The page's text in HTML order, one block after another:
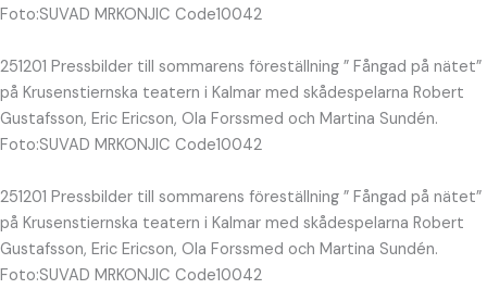
Foto:SUVAD MRKONJIC Code10042
251201 Pressbilder till sommarens föreställning ” Fångad på nätet”
på Krusenstiernska teatern i Kalmar med skådespelarna Robert
Gustafsson, Eric Ericson, Ola Forssmed och Martina Sundén.
Foto:SUVAD MRKONJIC Code10042
251201 Pressbilder till sommarens föreställning ” Fångad på nätet”
på Krusenstiernska teatern i Kalmar med skådespelarna Robert
Gustafsson, Eric Ericson, Ola Forssmed och Martina Sundén.
Foto:SUVAD MRKONJIC Code10042